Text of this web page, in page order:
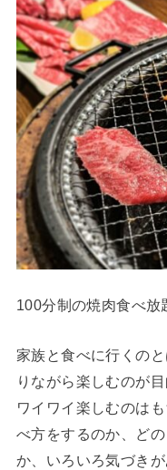
100分制の焼肉食べ放
家族と食べに行くの
りながら楽しむのが目
ワイワイ楽しむのは
べ方をするのか、ど
か、いろいろ気づきが